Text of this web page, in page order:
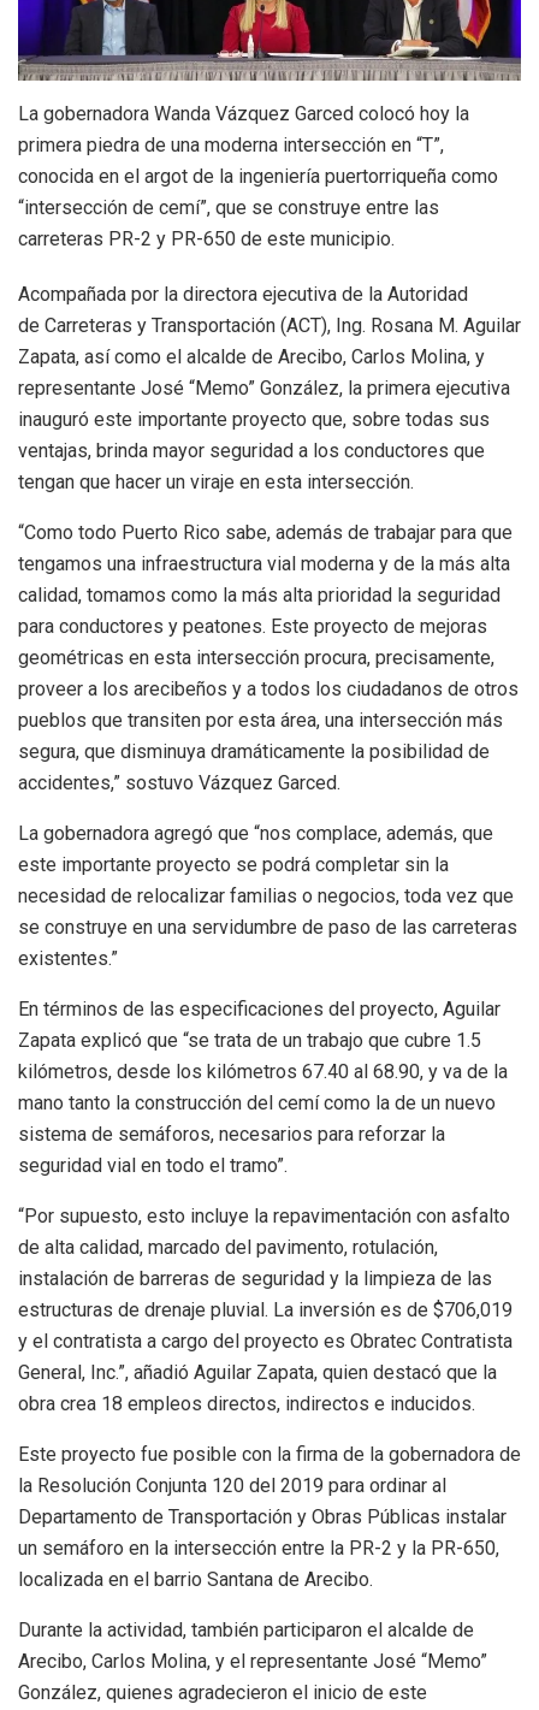
La gobernadora Wanda Vázquez Garced colocó hoy la
primera piedra de una moderna intersección en “T”,
conocida en el argot de la ingeniería puertorriqueña como
“intersección de cemí”, que se construye entre las
carreteras PR-2 y PR-650 de este municipio.
Acompañada por la directora ejecutiva de la Autoridad
de Carreteras y Transportación (ACT), Ing. Rosana M. Aguilar
Zapata, así como el alcalde de Arecibo, Carlos Molina, y
representante José “Memo” González, la primera ejecutiva
inauguró este importante proyecto que, sobre todas sus
ventajas, brinda mayor seguridad a los conductores que
tengan que hacer un viraje en esta intersección.
“Como todo Puerto Rico sabe, además de trabajar para que
tengamos una infraestructura vial moderna y de la más alta
calidad, tomamos como la más alta prioridad la seguridad
para conductores y peatones. Este proyecto de mejoras
geométricas en esta intersección procura, precisamente,
proveer a los arecibeños y a todos los ciudadanos de otros
pueblos que transiten por esta área, una intersección más
segura, que disminuya dramáticamente la posibilidad de
accidentes,” sostuvo Vázquez Garced.
La gobernadora agregó que “nos complace, además, que
este importante proyecto se podrá completar sin la
necesidad de relocalizar familias o negocios, toda vez que
se construye en una servidumbre de paso de las carreteras
existentes.”
En términos de las especificaciones del proyecto, Aguilar
Zapata explicó que “se trata de un trabajo que cubre 1.5
kilómetros, desde los kilómetros 67.40 al 68.90, y va de la
mano tanto la construcción del cemí como la de un nuevo
sistema de semáforos, necesarios para reforzar la
seguridad vial en todo el tramo”.
“Por supuesto, esto incluye la repavimentación con asfalto
de alta calidad, marcado del pavimento, rotulación,
instalación de barreras de seguridad y la limpieza de las
estructuras de drenaje pluvial. La inversión es de $706,019
y el contratista a cargo del proyecto es Obratec Contratista
General, Inc.”, añadió Aguilar Zapata, quien destacó que la
obra crea 18 empleos directos, indirectos e inducidos.
Este proyecto fue posible con la firma de la gobernadora de
la Resolución Conjunta 120 del 2019 para ordinar al
Departamento de Transportación y Obras Públicas instalar
un semáforo en la intersección entre la PR-2 y la PR-650,
localizada en el barrio Santana de Arecibo.
Durante la actividad, también participaron el alcalde de
Arecibo, Carlos Molina, y el representante José “Memo”
González, quienes agradecieron el inicio de este